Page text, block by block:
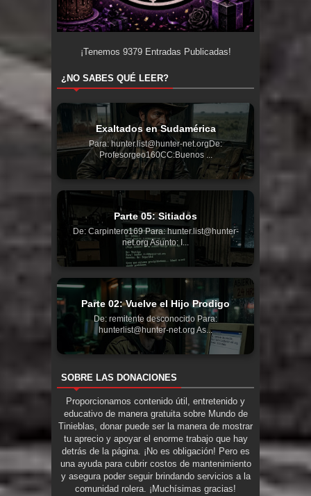
¡Tenemos 9379Entradas Publicadas!
¿NO SABES QUÉ LEER?
Exaltados en Sudamérica
Para: hunter.list@hunter-net.orgDe:
Profesorgeo160CC:Buenos ...
Parte 05: Sitiados
De: Carpintero169 Para: hunter.list@hunter-
net.org Asunto: I...
Parte 02: Vuelve el Hijo Prodigo
De: remitente desconocido Para:
hunterlist@hunter-net.org As...
SOBRE LAS DONACIONES
Proporcionamos contenido útil, entretenido y
educativo de manera gratuita sobre Mundo de
Tinieblas, donar puede ser la manera de mostrar
tu aprecio y apoyar el enorme trabajo que hay
detrás de la página. ¡No es obligación! Pero es
una ayuda para cubrir costos de mantenimiento
y asegura poder seguir brindando servicios a la
comunidad rolera. ¡Muchísimas gracias!